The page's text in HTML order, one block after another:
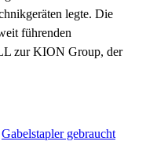
legte. Die
führenden
zur KION Group, der
Gabelstapler gebraucht